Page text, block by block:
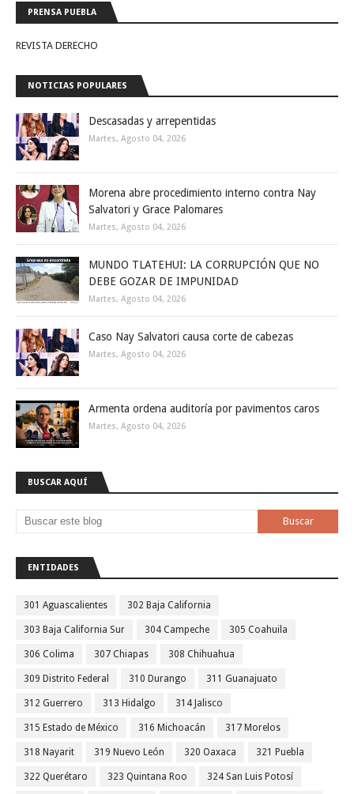
PRENSA PUEBLA
REVISTA DERECHO
NOTICIAS POPULARES
Descasadas y arrepentidas
Martes, Agosto 04, 2026
Morena abre procedimiento interno contra Nay
Salvatori y Grace Palomares
Martes, Agosto 04, 2026
MUNDO TLATEHUI: LA CORRUPCIÓN QUE NO
DEBE GOZAR DE IMPUNIDAD
Martes, Agosto 04, 2026
Caso Nay Salvatori causa corte de cabezas
Martes, Agosto 04, 2026
Armenta ordena auditoría por pavimentos caros
Martes, Agosto 04, 2026
BUSCAR AQUÍ
ENTIDADES
301 Aguascalientes 302 Baja California
303 Baja California Sur 304 Campeche 305 Coahuila
306 Colima 307 Chiapas 308 Chihuahua
309 Distrito Federal 310 Durango 311 Guanajuato
312 Guerrero 313 Hidalgo 314 Jalisco
315 Estado de México 316 Michoacán 317 Morelos
318 Nayarit 319 Nuevo León 320 Oaxaca 321 Puebla
322 Querétaro 323 Quintana Roo 324 San Luis Potosí